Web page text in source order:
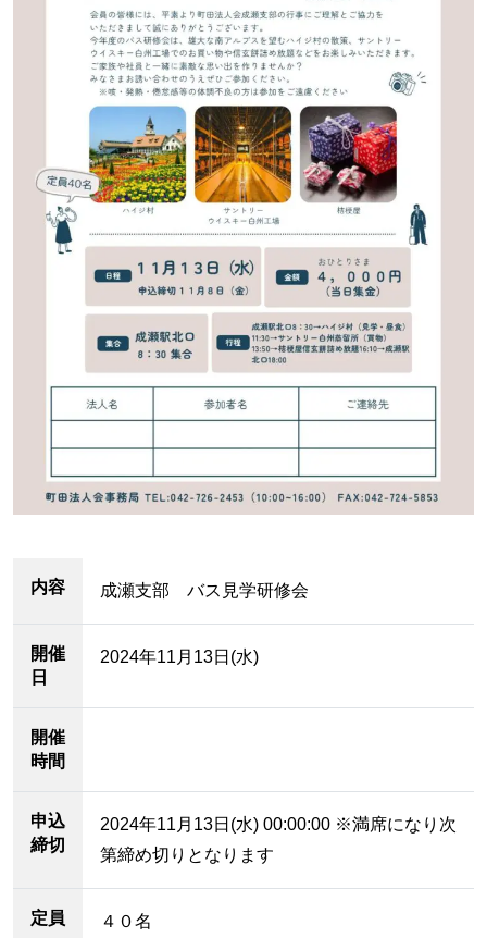
内容 成瀬支部 バス見学研修会
開催
日
2024年11月13日(水)
開催
時間
申込
締切
2024年11月13日(水) 00:00:00 ※満席になり次
第締め切りとなります
定員 ４０名